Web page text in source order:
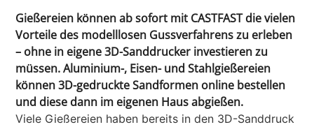
Gießereien können ab sofort mit CASTFAST die vielen
Vorteile des modelllosen Gussverfahrens zu erleben
– ohne in eigene 3D-Sanddrucker investieren zu
müssen. Aluminium-, Eisen- und Stahlgießereien
können 3D-gedruckte Sandformen online bestellen
und diese dann im eigenen Haus abgießen.
Viele Gießereien haben bereits in den 3D-Sanddruck